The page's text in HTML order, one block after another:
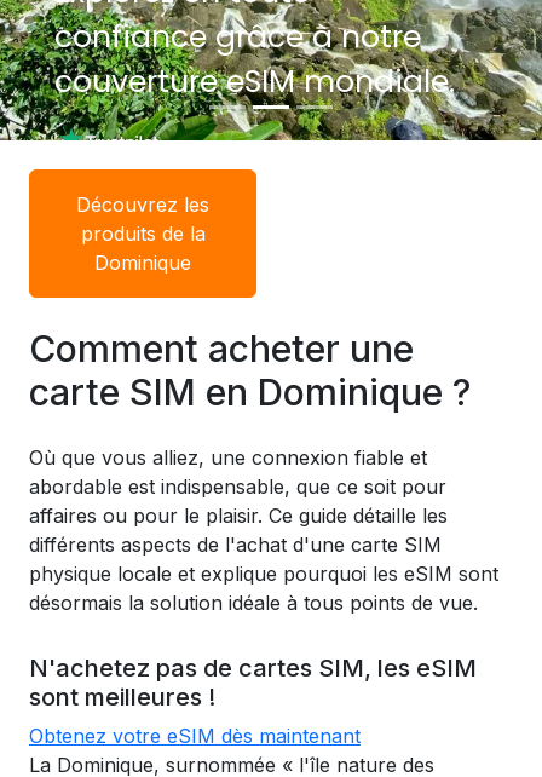
confiance grâce à notre
couverture eSIM mondiale.
confiance grâce à notre
couverture eSIM mondiale.
Découvrez les
produits de la
Dominique
Comment acheter une
carte SIM en Dominique ?
Où que vous alliez, une connexion fiable et
abordable est indispensable, que ce soit pour
affaires ou pour le plaisir. Ce guide détaille les
différents aspects de l'achat d'une carte SIM
physique locale et explique pourquoi les eSIM sont
désormais la solution idéale à tous points de vue.
N'achetez pas de cartes SIM, les eSIM
sont meilleures !
Obtenez votre eSIM dès maintenant
La Dominique, surnommée « l'île nature des